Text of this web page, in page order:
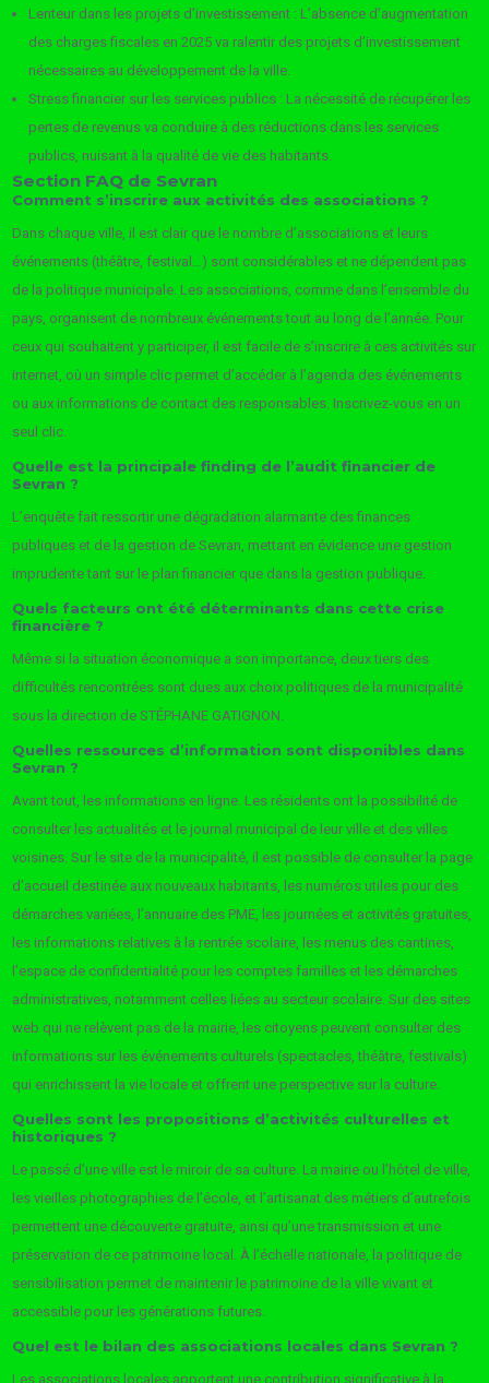
Lenteur dans les projets d’investissement : L’absence d’augmentation
des charges fiscales en 2025 va ralentir des projets d’investissement
nécessaires au développement de la ville.
Stress financier sur les services publics : La nécessité de récupérer les
pertes de revenus va conduire à des réductions dans les services
publics, nuisant à la qualité de vie des habitants.
Section FAQ de Sevran
Comment s’inscrire aux activités des associations ?
Dans chaque ville, il est clair que le nombre d’associations et leurs
événements (théâtre, festival…) sont considérables et ne dépendent pas
de la politique municipale. Les associations, comme dans l’ensemble du
pays, organisent de nombreux événements tout au long de l’année. Pour
ceux qui souhaitent y participer, il est facile de s’inscrire à ces activités sur
internet, où un simple clic permet d’accéder à l’agenda des événements
ou aux informations de contact des responsables. Inscrivez-vous en un
seul clic.
Quelle est la principale finding de l’audit financier de
Sevran ?
L’enquête fait ressortir une dégradation alarmante des finances
publiques et de la gestion de Sevran, mettant en évidence une gestion
imprudente tant sur le plan financier que dans la gestion publique.
Quels facteurs ont été déterminants dans cette crise
financière ?
Même si la situation économique a son importance, deux tiers des
difficultés rencontrées sont dues aux choix politiques de la municipalité
sous la direction de STÉPHANE GATIGNON.
Quelles ressources d’information sont disponibles dans
Sevran ?
Avant tout, les informations en ligne. Les résidents ont la possibilité de
consulter les actualités et le journal municipal de leur ville et des villes
voisines. Sur le site de la municipalité, il est possible de consulter la page
d’accueil destinée aux nouveaux habitants, les numéros utiles pour des
démarches variées, l’annuaire des PME, les journées et activités gratuites,
les informations relatives à la rentrée scolaire, les menus des cantines,
l’espace de confidentialité pour les comptes familles et les démarches
administratives, notamment celles liées au secteur scolaire. Sur des sites
web qui ne relèvent pas de la mairie, les citoyens peuvent consulter des
informations sur les événements culturels (spectacles, théâtre, festivals)
qui enrichissent la vie locale et offrent une perspective sur la culture.
Quelles sont les propositions d’activités culturelles et
historiques ?
Le passé d’une ville est le miroir de sa culture. La mairie ou l’hôtel de ville,
les vieilles photographies de l’école, et l’artisanat des métiers d’autrefois
permettent une découverte gratuite, ainsi qu’une transmission et une
préservation de ce patrimoine local. À l’échelle nationale, la politique de
sensibilisation permet de maintenir le patrimoine de la ville vivant et
accessible pour les générations futures.
Quel est le bilan des associations locales dans Sevran ?
Les associations locales apportent une contribution significative à la